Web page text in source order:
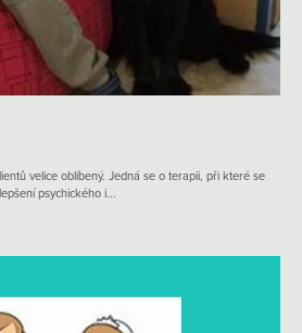
velice oblíbený. Jedná se o terapii, při které se
psychického i...